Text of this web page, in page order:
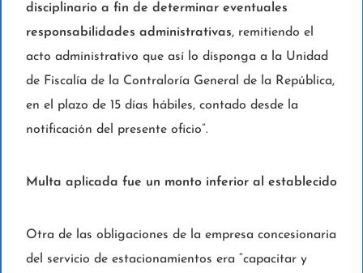
disciplinario a fin de determinar eventuales
responsabilidades administrativas, remitiendo el
acto administrativo que así lo disponga a la Unidad
de Fiscalía de la Contraloría General de la República,
en el plazo de 15 días hábiles, contado desde la
notificación del presente oficio”.
Multa aplicada fue un monto inferior al establecido
Otra de las obligaciones de la empresa concesionaria
del servicio de estacionamientos era “capacitar y